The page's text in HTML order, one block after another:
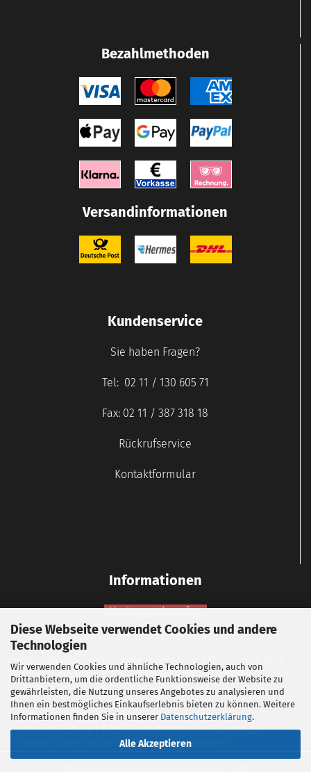
Diese Webseite verwendet Cookies und andere
Technologien
Wir verwenden Cookies und ähnliche Technologien, auch von
Drittanbietern, um die ordentliche Funktionsweise der Website zu
gewährleisten, die Nutzung unseres Angebotes zu analysieren und
Ihnen ein bestmögliches Einkaufserlebnis bieten zu können. Weitere
Informationen finden Sie in unserer Datenschutzerklärung.
Alle Akzeptieren
Bezahlmethoden
Versandinformationen
Kundenservice
Sie haben Fragen?
Tel: 02 11 / 130 605 71
Fax: 02 11 / 387 318 18
Rückrufservice
Kontaktformular
Informationen
Vertrag widerrufen
Widerrufsbelehrung
Bei individuellen Wünschen nehmen Sie bitte vor dem Kauf
Kontakt mit uns auf, um vorab zu klären, ob wir Ihre
Vorstellungen technisch umsetzen können.
Aufgrund der Lichtverhältnisse bei der Produktfotografie und
unterschiedlicher Bildschirmeinstellungen kann es zu
Abweichungen in der Farbdarstellung kommen.